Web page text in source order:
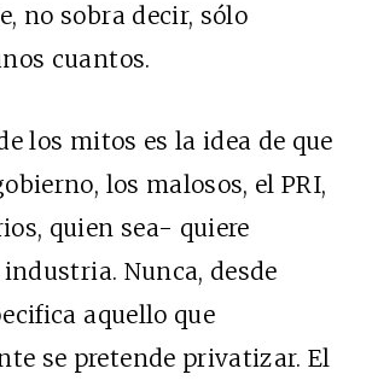
no sobra decir, sólo
cuantos.
los mitos es la idea de que
los malosos, el PRI,
quien sea- quiere
Nunca, desde
aquello que
se pretende privatizar. El